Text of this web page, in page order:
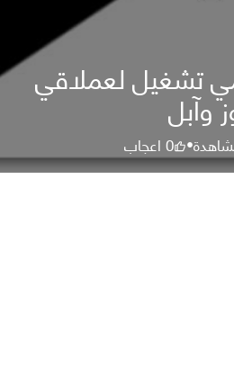
تشغيل لعملاقي
وآبل
•
0اعجاب